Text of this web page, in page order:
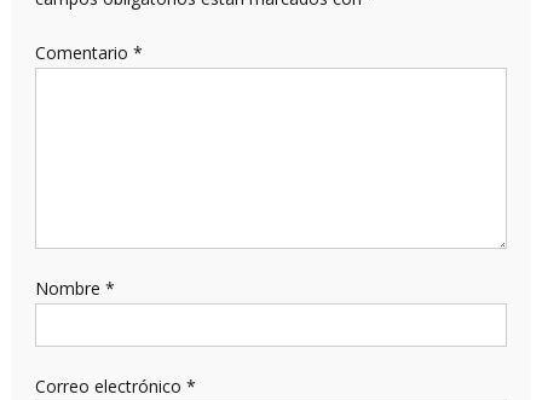
Comentario *
Nombre *
Correo electrónico *